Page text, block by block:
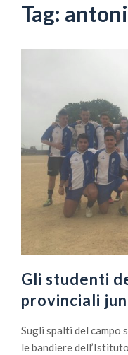
Tag:
Gli studenti
provinciali
Sugli spalti del campo
le bandiere